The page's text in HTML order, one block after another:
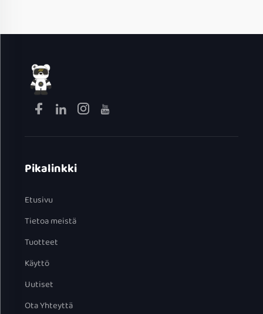
Pikalinkki
Etusivu
Tietoa meistä
Tuotteet
Käyttö
Uutiset
Ota Yhteyttä